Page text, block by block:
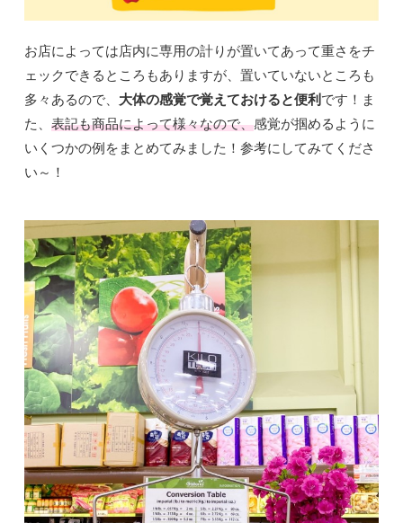
お店によっては店内に専用の計りが置いてあって重さをチ
ェックできるところもありますが、置いていないところも
多々あるので、 大体の感覚で覚えておけると便利です！ま
た、 表記も商品によって様々なので、感覚が掴めるように
いくつかの例をまとめてみました！参考にしてみてくださ
い～！